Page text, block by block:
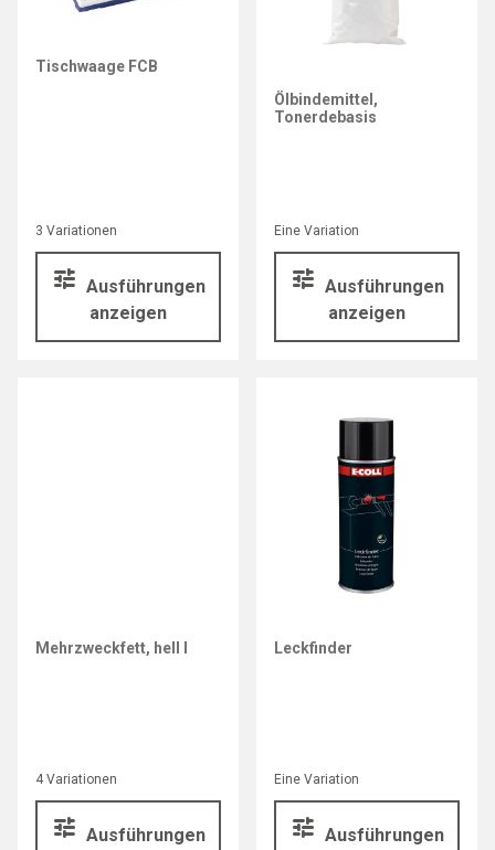
3 Variationen
Ausführungen
anzeigen
Tischwaage FCB
Eine Variation
Ausführungen
anzeigen
Ölbindemittel,
Tonerdebasis
4 Variationen
Ausführungen
Mehrzweckfett, hell I
Eine Variation
Ausführungen
Leckfinder